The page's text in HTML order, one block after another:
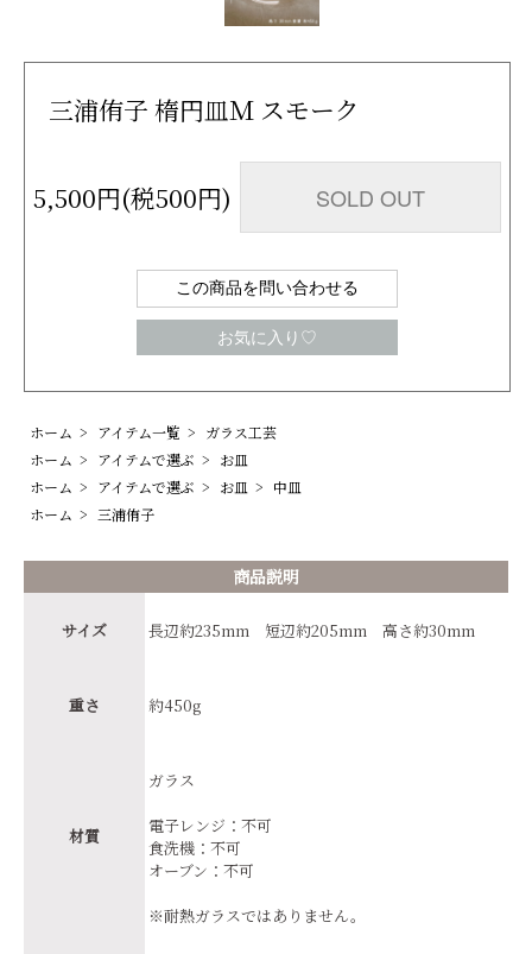
三浦侑子 楕円皿Ｍ スモーク
5,500円(税500円) SOLD OUT
この商品を問い合わせる
お気に入り♡
ホーム > アイテム一覧 > ガラス工芸
ホーム > アイテムで選ぶ > お皿
ホーム > アイテムで選ぶ > お皿 > 中皿
ホーム > 三浦侑子
商品説明
サイズ 長辺約235mm 短辺約205mm 高さ約30mm
重さ 約450g
材質
ガラス
電子レンジ：不可
食洗機：不可
オーブン：不可
※耐熱ガラスではありません。